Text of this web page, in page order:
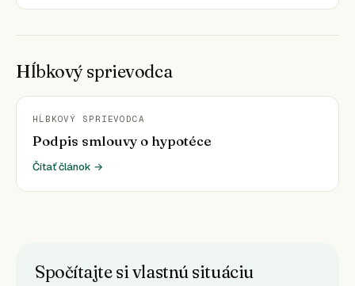
Hĺbkový sprievodca
HĹBKOVÝ SPRIEVODCA
Podpis smlouvy o hypotéce
Čítať článok →
Spočítajte si vlastnú situáciu